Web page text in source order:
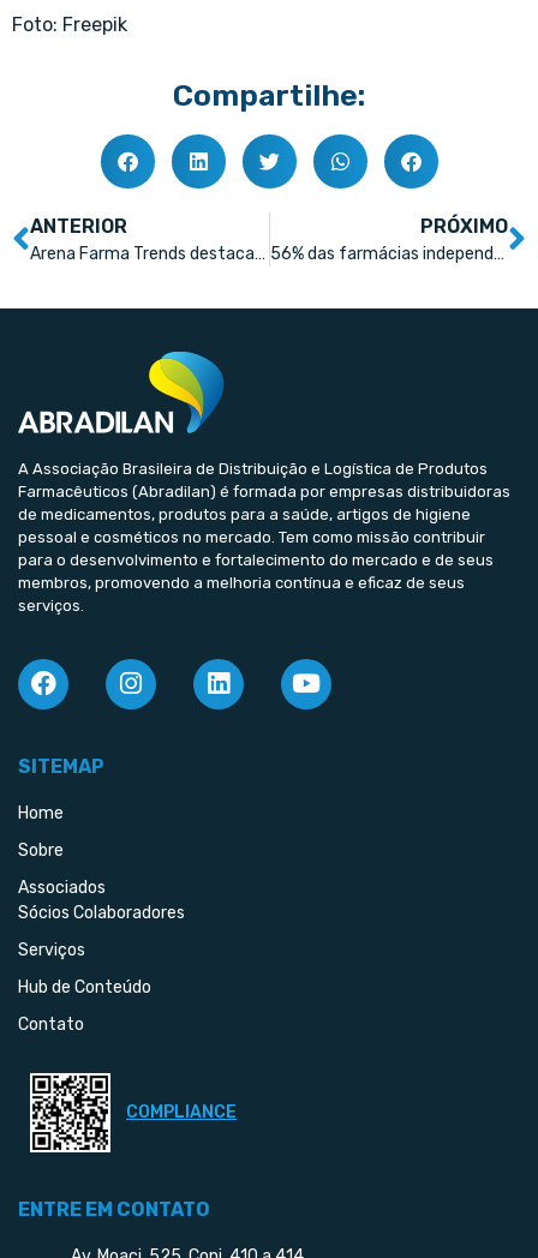
Foto: Freepik
Compartilhe:
ANTERIOR
Arena Farma Trends destaca, em 10-03, como a beleza pode ser lucrativa para as farmácias
PRÓXIMO
56% das farmácias independentes tiveram lucro reduzido nos últimos 4 anos
A Associação Brasileira de Distribuição e Logística de Produtos
Farmacêuticos (Abradilan) é formada por empresas distribuidoras
de medicamentos, produtos para a saúde, artigos de higiene
pessoal e cosméticos no mercado. Tem como missão contribuir
para o desenvolvimento e fortalecimento do mercado e de seus
membros, promovendo a melhoria contínua e eficaz de seus
serviços.
SITEMAP
Home
Sobre
Associados
Sócios Colaboradores
Serviços
Hub de Conteúdo
Contato
COMPLIANCE
ENTRE EM CONTATO